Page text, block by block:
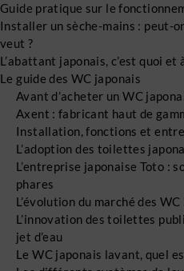
Guide pratique sur le
Installer un sèche-mains : peut-
veut ?
L’abattant japonais, c’est quoi et
Le guide des WC japonais
Avant d’acheter un WC
Axent : fabricant haut de
Installation, fonctions et
L’adoption des toilettes
L’entreprise japonaise Toto :
phares
L’évolution du marché des
L’innovation des toilettes
jet d’eau
Le WC japonais lavant, quel